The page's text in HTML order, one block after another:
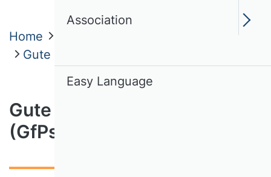
Home
Gute fachliche Praktiken
Gute fachliche Praktiken
(GfPs)
Association
Easy Language